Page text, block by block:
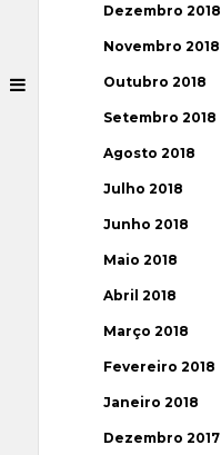
Dezembro 2018
Novembro 2018
Outubro 2018
Setembro 2018
Agosto 2018
Julho 2018
Junho 2018
Maio 2018
Abril 2018
Março 2018
Fevereiro 2018
Janeiro 2018
Dezembro 2017